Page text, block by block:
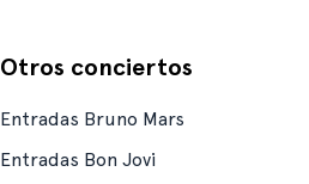
Otros conciertos
Entradas Bruno Mars
Entradas Bon Jovi